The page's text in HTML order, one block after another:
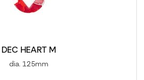
DEC HEART M
dia. 125mm